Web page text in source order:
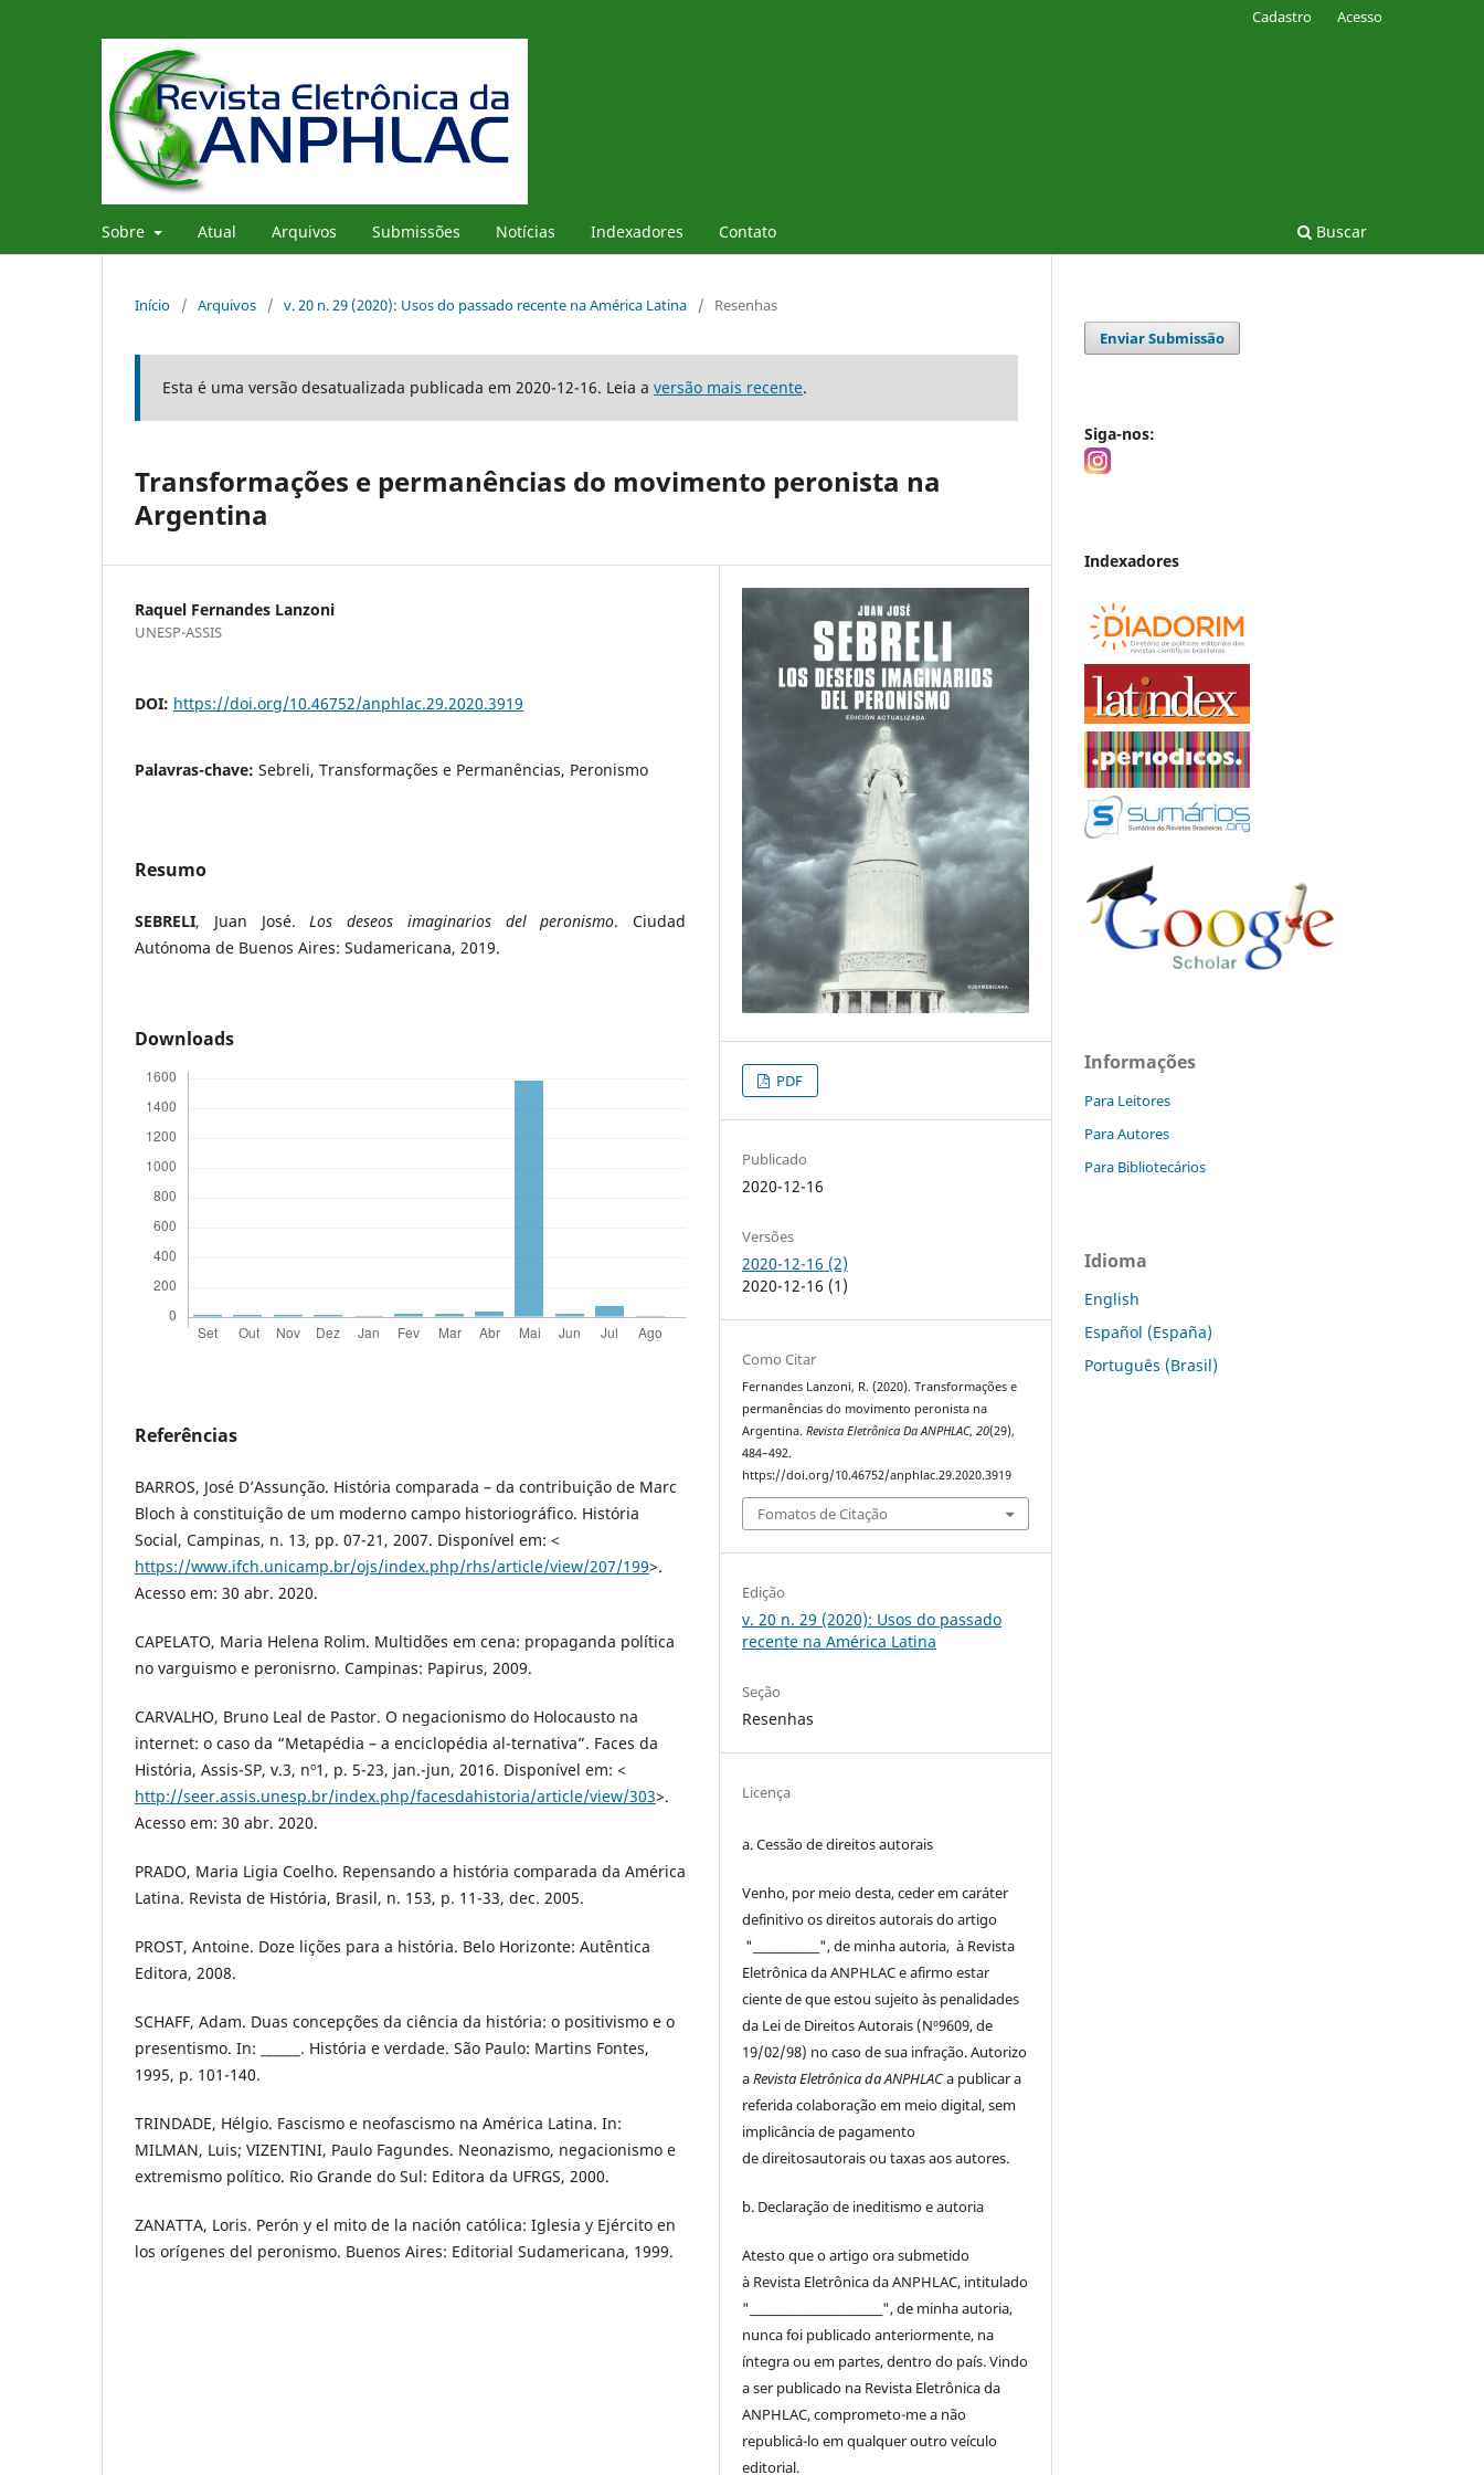
Sobre Atual Arquivos Submissões Notícias Indexadores Contato Buscar
Cadastro Acesso
Início / Arquivos / v. 20 n. 29 (2020): Usos do passado recente na América Latina / Resenhas
Esta é uma versão desatualizada publicada em 2020-12-16. Leia a versão mais recente.
Transformações e permanências do movimento peronista na
Argentina
Raquel Fernandes Lanzoni
UNESP-ASSIS
DOI: https://doi.org/10.46752/anphlac.29.2020.3919
Palavras-chave: Sebreli, Transformações e Permanências, Peronismo
Resumo
SEBRELI, Juan José.Los deseos imaginarios del peronismo. Ciudad
Autónoma de Buenos Aires: Sudamericana, 2019.
Downloads
Referências
BARROS, José D’Assunção. História comparada – da contribuição de Marc
Bloch à constituição de um moderno campo historiográfico. História
Social, Campinas, n. 13, pp. 07-21, 2007. Disponível em: <
https://www.ifch.unicamp.br/ojs/index.php/rhs/article/view/207/199>.
Acesso em: 30 abr. 2020.
CAPELATO, Maria Helena Rolim. Multidões em cena: propaganda política
no varguismo e peronisrno. Campinas: Papirus, 2009.
CARVALHO, Bruno Leal de Pastor. O negacionismo do Holocausto na
internet: o caso da “Metapédia – a enciclopédia al-ternativa”. Faces da
História, Assis-SP, v.3, nº1, p. 5-23, jan.-jun, 2016. Disponível em: <
http://seer.assis.unesp.br/index.php/facesdahistoria/article/view/303>.
Acesso em: 30 abr. 2020.
PRADO, Maria Ligia Coelho. Repensando a história comparada da América
Latina. Revista de História, Brasil, n. 153, p. 11-33, dec. 2005.
PROST, Antoine. Doze lições para a história. Belo Horizonte: Autêntica
Editora, 2008.
SCHAFF, Adam. Duas concepções da ciência da história: o positivismo e o
presentismo. In: ______. História e verdade. São Paulo: Martins Fontes,
1995, p. 101-140.
TRINDADE, Hélgio. Fascismo e neofascismo na América Latina. In:
MILMAN, Luis; VIZENTINI, Paulo Fagundes. Neonazismo, negacionismo e
extremismo político. Rio Grande do Sul: Editora da UFRGS, 2000.
ZANATTA, Loris. Perón y el mito de la nación católica: Iglesia y Ejército en
los orígenes del peronismo. Buenos Aires: Editorial Sudamericana, 1999.
PDF
Publicado
2020-12-16
Versões
2020-12-16 (2)
2020-12-16 (1)
Como Citar
Fernandes Lanzoni, R. (2020). Transformações e
permanências do movimento peronista na
Argentina.Revista Eletrônica Da ANPHLAC,20(29),
484–492.
https://doi.org/10.46752/anphlac.29.2020.3919
Fomatos de Citação
Edição
v. 20 n. 29 (2020): Usos do passado
recente na América Latina
Seção
Resenhas
Licença
a. Cessão dedireitosautorais
Venho, por meio desta, ceder em caráter
definitivo osdireitosautoraisdo artigo
"____________", de minha autoria, à Revista
Eletrônica da ANPHLACe afirmo estar
ciente de que estou sujeito às penalidades
da Lei de DireitosAutorais (Nº9609, de
19/02/98) no caso de sua infração. Autorizo
aRevista Eletrônica da ANPHLACa publicar a
referida colaboração em meio digital, sem
implicância de pagamento
dedireitosautoraisou taxas aos autores.
b. Declaração de ineditismo e autoria
Atesto que o artigo ora submetido
à Revista Eletrônica da ANPHLAC, intitulado
"________________________", de minha autoria,
nunca foi publicado anteriormente, na
íntegra ou em partes, dentrodo país. Vindo
a ser publicado na Revista Eletrônica da
ANPHLAC, comprometo-me a não
republicá-lo em qualquer outro veículo
editorial.
Enviar Submissão
Siga-nos:
Indexadores
Informações
Para Leitores
Para Autores
Para Bibliotecários
Idioma
English
Español (España)
Português (Brasil)